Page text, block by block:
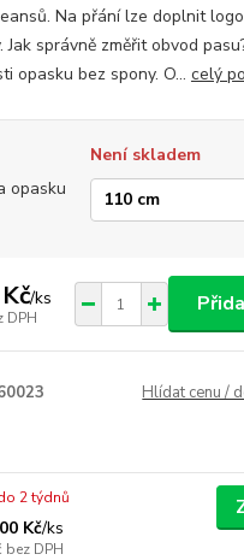
Na přání lze doplnit
Jak správně změřit obvod
opasku bez spony. O... celý
Není skladem
opasku
/ks
DPH
Hlídat cenu /
Kč/ks
bez DPH
2 týdnů